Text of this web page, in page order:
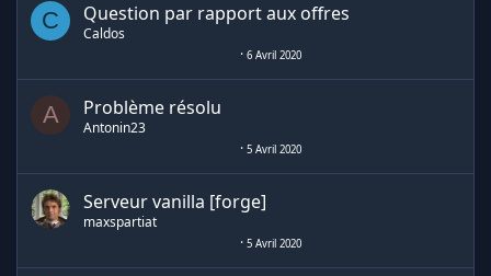
C Question par rapport aux offres
Caldos
6 Avril 2020
A Problème résolu
Antonin23
5 Avril 2020
Serveur vanilla [forge]
maxspartiat
5 Avril 2020